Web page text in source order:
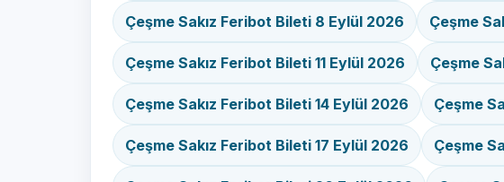
Çeşme Sakız Feribot Bileti 8 Eylül 2026 Çeşme
Çeşme Sakız Feribot Bileti 11 Eylül 2026 Çeşme
Çeşme Sakız Feribot Bileti 14 Eylül 2026 Çeşme
Çeşme Sakız Feribot Bileti 17 Eylül 2026 Çeşme